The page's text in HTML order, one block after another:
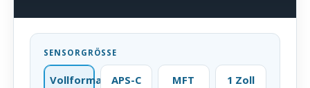
SENSORGRÖSSE
Vollformat APS-C MFT 1 Zoll